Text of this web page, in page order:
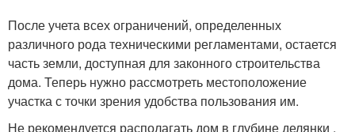
После учета всех ограничений, определенных
различного рода техническими регламентами, остается
часть земли, доступная для законного строительства
дома. Теперь нужно рассмотреть местоположение
участка с точки зрения удобства пользования им.
Не рекомендуется располагать дом в глубине делянки ,